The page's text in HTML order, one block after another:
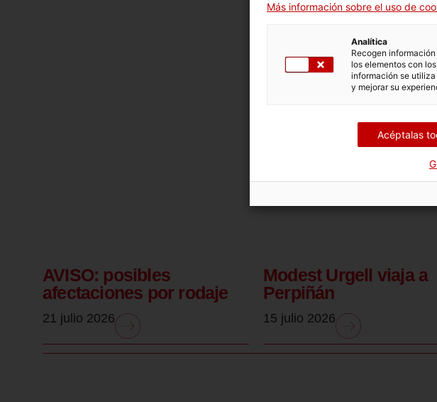
AVISO: posibles
afectaciones por rodaje
21 julio 2026
Modest Urgell viaja a
Perpiñán
15 julio 2026
Más información sobre el uso de
Analítica
Recogen
los elementos con
información se
y mejorar su
Acéptalas